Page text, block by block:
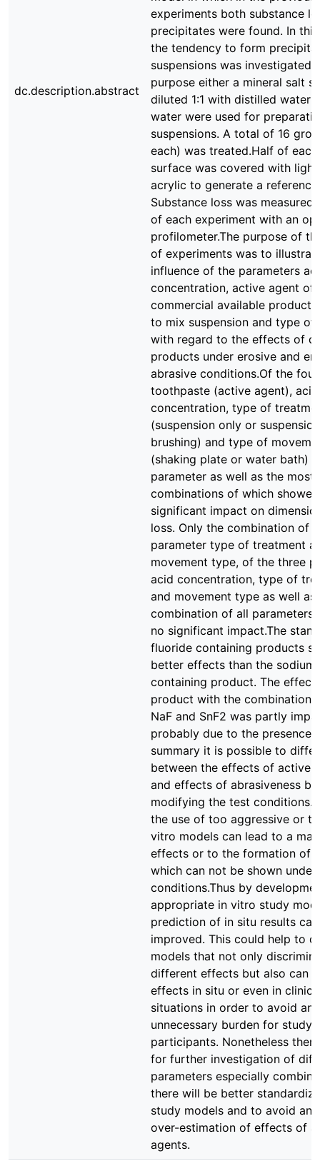
dc.description.abstract
experiments both substance
precipitates were found. In
the tendency to form
suspensions was investigated.
purpose either a mineral salt
diluted 1:1 with distilled water
water were used for
suspensions. A total of 16
each) was treated.Half of
surface was covered with
acrylic to generate a reference
Substance loss was measured
of each experiment with an
profilometer.The purpose of
of experiments was to
influence of the parameters
concentration, active agent of
commercial available
to mix suspension and type of
with regard to the effects of
products under erosive and
abrasive conditions.Of the
toothpaste (active agent), acid
concentration, type of
(suspension only or
brushing) and type of
(shaking plate or water bath)
parameter as well as the most
combinations of which
significant impact on
loss. Only the combination of
parameter type of treatment
movement type, of the three
acid concentration, type of
and movement type as well as
combination of all parameters
no significant impact.The
fluoride containing products
better effects than the sodium
containing product. The effect
product with the combination
NaF and SnF2 was partly
probably due to the presence
summary it is possible to
between the effects of active
and effects of abrasiveness by
modifying the test conditions.
the use of too aggressive or
vitro models can lead to a
effects or to the formation of
which can not be shown under
conditions.Thus by
appropriate in vitro study
prediction of in situ results
improved. This could help to
models that not only
different effects but also can
effects in situ or even in
situations in order to avoid any
unnecessary burden for study
participants. Nonetheless
for further investigation of
parameters especially
there will be better
study models and to avoid
over-estimation of effects of
agents.